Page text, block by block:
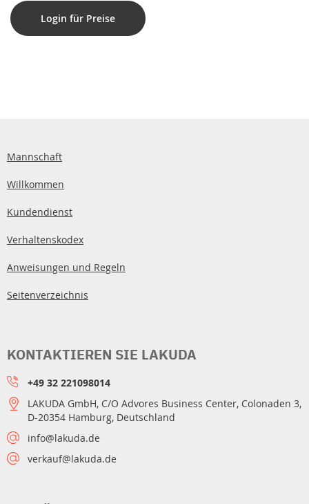
Login für Preise
Mannschaft
Willkommen
Kundendienst
Verhaltenskodex
Anweisungen und Regeln
Seitenverzeichnis
KONTAKTIEREN SIE LAKUDA
+49 32 221098014
LAKUDA GmbH, C/O Advores Business Center, Colonaden 3,
D-20354 Hamburg, Deutschland
info@lakuda.de
verkauf@lakuda.de